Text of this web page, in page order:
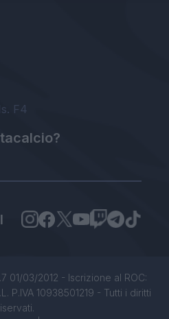
F4
01/03/2012 - Iscrizione al ROC:
P.IVA 10938501219 - Tutti i diritti